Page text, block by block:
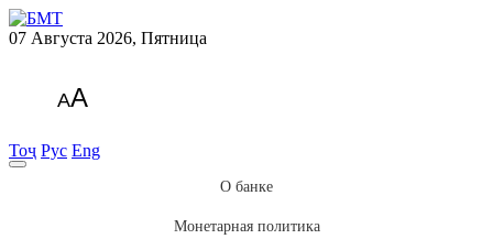
07 Августа 2026, Пятница
AA
Тоҷ Рус Eng
О банке
Монетарная политика